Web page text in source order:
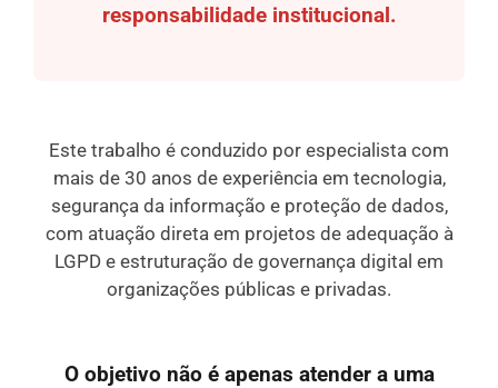
responsabilidade institucional.
Este trabalho é conduzido por especialista com
mais de 30 anos de experiência em tecnologia,
segurança da informação e proteção de dados,
com atuação direta em projetos de adequação à
LGPD e estruturação de governança digital em
organizações públicas e privadas.
O objetivo não é apenas atender a uma